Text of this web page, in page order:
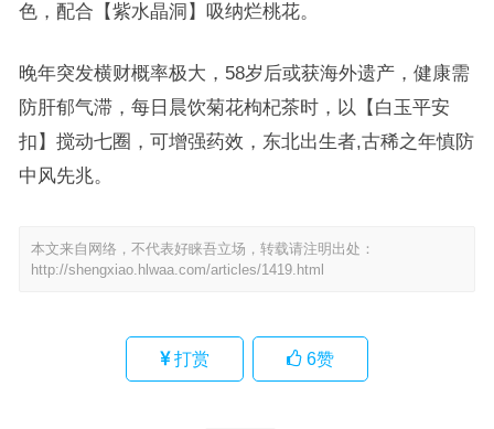
色，配合【紫水晶洞】吸纳烂桃花。
晚年突发横财概率极大，58岁后或获海外遗产，健康需
防肝郁气滞，每日晨饮菊花枸杞茶时，以【白玉平安
扣】搅动七圈，可增强药效，东北出生者,古稀之年慎防
中风先兆。
本文来自网络，不代表好睐吾立场，转载请注明出处：
http://shengxiao.hlwaa.com/articles/1419.html
打赏 6赞